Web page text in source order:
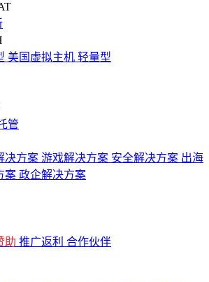
美国虚拟主机 轻量型
管
决方案 游戏解决方案 安全解决方案 出海
案 政企解决方案
助 推广返利 合作伙伴